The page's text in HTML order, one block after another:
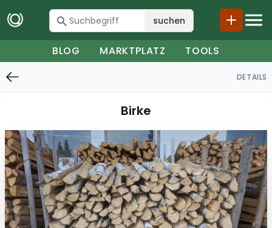
suchen
BLOG MARKTPLATZ TOOLS
DETAILS
Birke